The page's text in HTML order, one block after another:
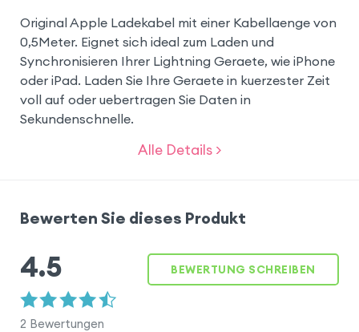
Original Apple Ladekabel mit einer Kabellaenge von
0,5Meter. Eignet sich ideal zum Laden und
Synchronisieren Ihrer Lightning Geraete, wie iPhone
oder iPad. Laden Sie Ihre Geraete in kuerzester Zeit
voll auf oder uebertragen Sie Daten in
Sekundenschnelle.
Alle Details >
Bewerten Sie dieses Produkt
4.5
2 Bewertungen
BEWERTUNG SCHREIBEN